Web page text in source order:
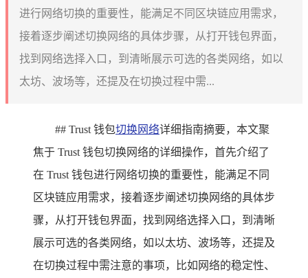
进行网络切换的重要性，能满足不同区块链应用需求，
接着逐步阐述切换网络的具体步骤，从打开钱包界面，
找到网络选择入口，到清晰展示可选的各类网络，如以
太坊、波场等，还提及在切换过程中需...
## Trust 钱包切换网络详细指南摘要，本文聚
焦于 Trust 钱包切换网络的详细操作，首先介绍了
在 Trust 钱包进行网络切换的重要性，能满足不同
区块链应用需求，接着逐步阐述切换网络的具体步
骤，从打开钱包界面，找到网络选择入口，到清晰
展示可选的各类网络，如以太坊、波场等，还提及
在切换过程中需注意的事项，比如网络的稳定性、